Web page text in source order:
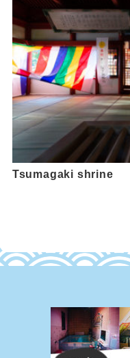
Tsumagaki shrine